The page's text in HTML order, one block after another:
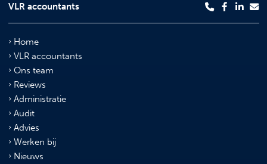
VLR accountants
Home
VLR accountants
Ons team
Reviews
Administratie
Audit
Advies
Werken bij
Nieuws